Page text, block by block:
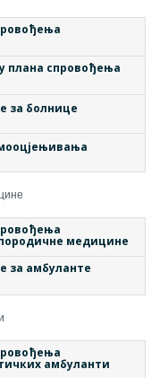
плана спровођења
за болнице
медицине
за амбуланте
амбуланти